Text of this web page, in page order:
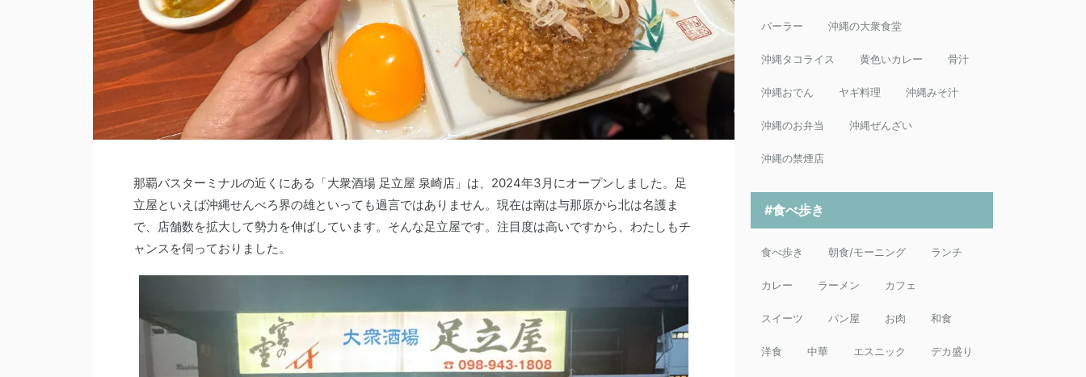
那覇バスターミナルの近くにある「大衆酒場 足立屋 泉崎店」は、2024年3月にオープンしました。足
立屋といえば沖縄せんべろ界の雄といっても過言ではありません。現在は南は与那原から北は名護ま
で、店舗数を拡大して勢力を伸ばしています。そんな足立屋です。注目度は高いですから、わたしもチ
ャンスを伺っておりました。
パーラー 沖縄の大衆食堂
沖縄タコライス 黄色いカレー 骨汁
沖縄おでん ヤギ料理 沖縄みそ汁
沖縄のお弁当 沖縄ぜんざい
沖縄の禁煙店
#食べ歩き
食べ歩き 朝食/モーニング ランチ
カレー ラーメン カフェ
スイーツ パン屋 お肉 和食
洋食 中華 エスニック デカ盛り